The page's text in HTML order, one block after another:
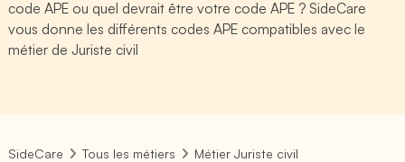
code APE ou quel devrait être votre code APE ? SideCare
vous donne les différents codes APE compatibles avec le
métier de Juriste civil
SideCare Tous les métiers
Métier Juriste civil